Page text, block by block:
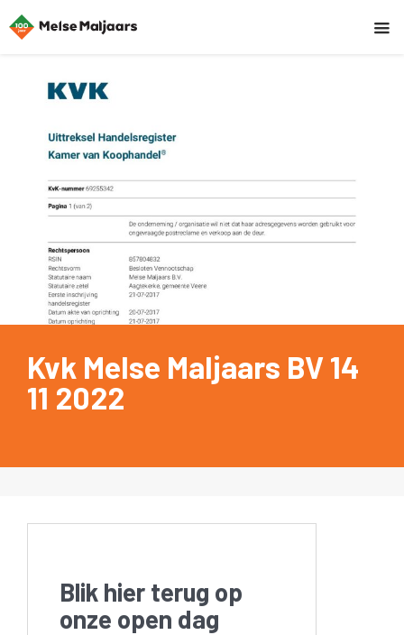
Kvk Melse Maljaars BV 14
11 2022
Blik hier terug op
onze open dag